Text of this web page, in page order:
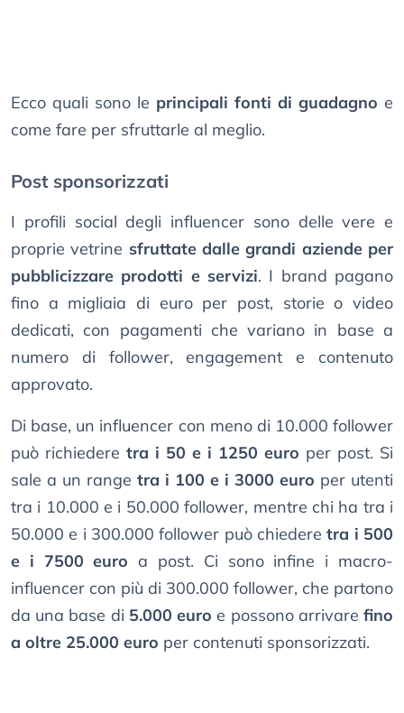
Ecco quali sono le principali fonti di guadagno e
come fare per sfruttarle al meglio.
Post sponsorizzati
I profili social degli influencer sono delle vere e
proprie vetrine sfruttate dalle grandi aziende per
pubblicizzare prodotti e servizi. I brand pagano
fino a migliaia di euro per post, storie o video
dedicati, con pagamenti che variano in base a
numero di follower, engagement e contenuto
approvato.
Di base, un influencer con meno di 10.000 follower
può richiedere tra i 50 e i 1250 euro per post. Si
sale a un range tra i 100 e i 3000 euro per utenti
tra i 10.000 e i 50.000 follower, mentre chi ha tra i
50.000 e i 300.000 follower può chiederetra i 500
e i 7500 euro a post. Ci sono infine i macro-
influencer con più di 300.000 follower, che partono
da una base di 5.000 euro e possono arrivarefino
a oltre 25.000 euro per contenuti sponsorizzati.